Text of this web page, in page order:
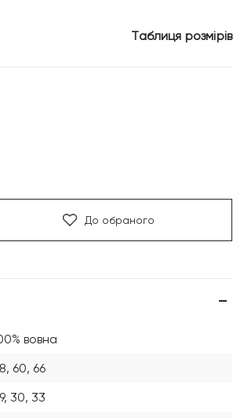
Таблиця розмірів
До обраного
вовна
60, 66
30, 33